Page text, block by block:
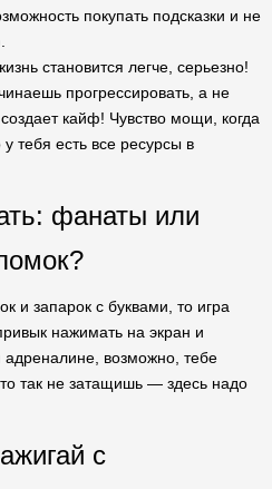
покупать подсказки и не
становится легче, серьезно!
прогрессировать, а не
кайф! Чувство мощи, когда
тебя есть все ресурсы в
фанаты или
и запарок с буквами, то игра
нажимать на экран и
адреналине, возможно, тебе
так не затащишь — здесь надо
с